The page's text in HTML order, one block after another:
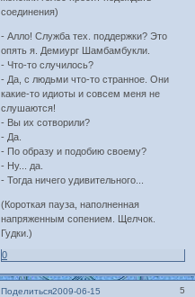
соединения)
- Алло! Служба тех. поддержки? Это
опять я. Демиург Шамбамбукли.
- Что-то случилось?
- Да, с людьми что-то странное. Они
какие-то идиоты и совсем меня не
слушаются!
- Вы их сотворили?
- Да.
- По образу и подобию своему?
- Ну... да.
- Тогда ничего удивительного...
(Короткая пауза, наполненная
напряженным сопением. Щелчок.
Гудки.)
0
Поделиться 5
2009-06-15